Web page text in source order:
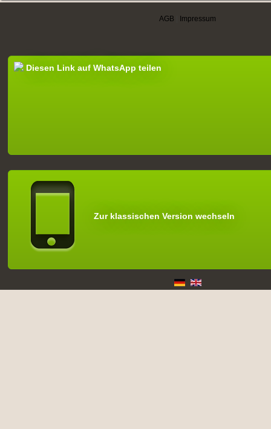
AGB Impressum
Diesen Link auf WhatsApp teilen
Zur klassischen Version wechseln